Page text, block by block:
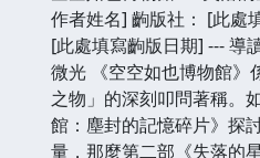
作者姓名] 齣版社： [此處
[此處填寫齣版日期] --- 導
微光 《空空如也博物館》
之物」的深刻叩問著稱。
館：塵封的記憶碎片》探
量，那麼第二部《失落的